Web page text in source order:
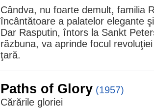
Cândva, nu foarte demult, familia
încântătoare a palatelor elegante
Dar Rasputin, întors la Sankt
răzbuna, va aprinde focul
ţară.
Paths of Glory (1957)
Cărările gloriei